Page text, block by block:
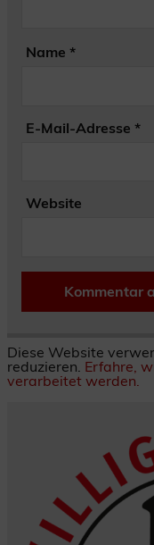
Name *
E-Mail-Adresse *
Website
Diese Website
reduzieren. Erfahre,
verarbeitet werden.